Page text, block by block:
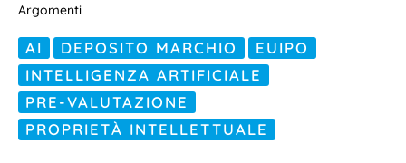
Argomenti
AI DEPOSITO MARCHIO
EUIPO
INTELLIGENZA ARTIFICIALE
PRE-VALUTAZIONE
PROPRIETÀ INTELLETTUALE